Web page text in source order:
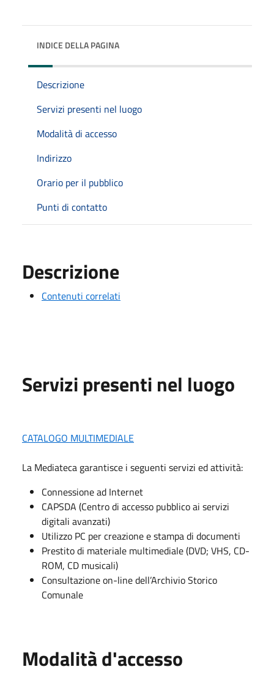
INDICE DELLA PAGINA
Descrizione
Servizi presenti nel luogo
Modalità di accesso
Indirizzo
Orario per il pubblico
Punti di contatto
Descrizione
Contenuti correlati
Servizi presenti nel luogo
CATALOGO MULTIMEDIALE
La Mediateca garantisce i seguenti servizi ed attività:
Connessione ad Internet
CAPSDA (Centro di accesso pubblico ai servizi
digitali avanzati)
Utilizzo PC per creazione e stampa di documenti
Prestito di materiale multimediale (DVD; VHS, CD-
ROM, CD musicali)
Consultazione on-line dell’Archivio Storico
Comunale
Modalità d'accesso